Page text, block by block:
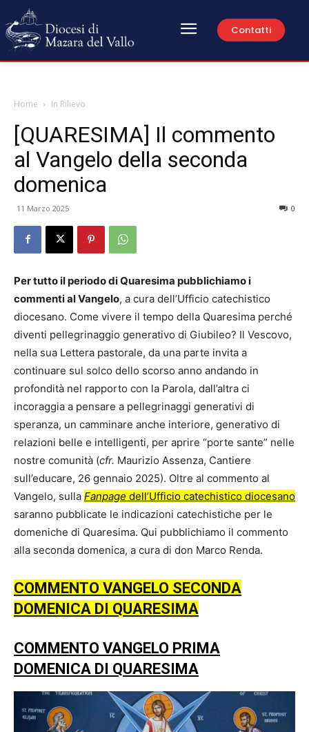
Contatti
Home In Rilievo
[QUARESIMA] Il commento
al Vangelo della seconda
domenica
11 Marzo 2025 0
Per tutto il periodo di Quaresima pubblichiamo i
commenti al Vangelo, a cura dell’Ufficio catechistico
diocesano. Come vivere il tempo della Quaresima perché
diventi pellegrinaggio generativo di Giubileo? Il Vescovo,
nella sua Lettera pastorale, da una parte invita a
continuare sul solco dello scorso anno andando in
profondità nel rapporto con la Parola, dall’altra ci
incoraggia a pensare a pellegrinaggi generativi di
speranza, un camminare anche interiore, generativo di
relazioni belle e intelligenti, per aprire “porte sante” nelle
nostre comunità (cfr. Maurizio Assenza, Cantiere
sull’educare, 26 gennaio 2025). Oltre al commento al
Vangelo, sulla Fanpage dell’Ufficio catechistico diocesano
saranno pubblicate le indicazioni catechistiche per le
domeniche di Quaresima. Qui pubblichiamo il commento
alla seconda domenica, a cura di don Marco Renda.
COMMENTO VANGELO SECONDA
DOMENICA DI QUARESIMA
COMMENTO VANGELO PRIMA
DOMENICA DI QUARESIMA